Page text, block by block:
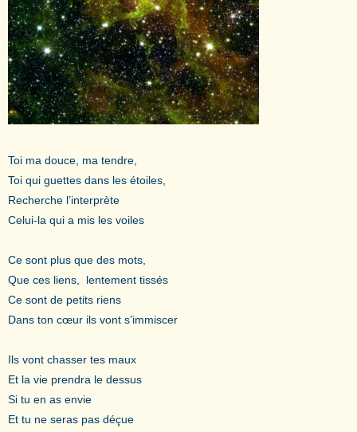
Toi ma douce, ma tendre,
Toi qui guettes dans les étoiles,
Recherche l’interprète
Celui-la qui a mis les voiles
Ce sont plus que des mots,
Que ces liens, lentement tissés
Ce sont de petits riens
Dans ton cœur ils vont s’immiscer
Ils vont chasser tes maux
Et la vie prendra le dessus
Si tu en as envie
Et tu ne seras pas déçue